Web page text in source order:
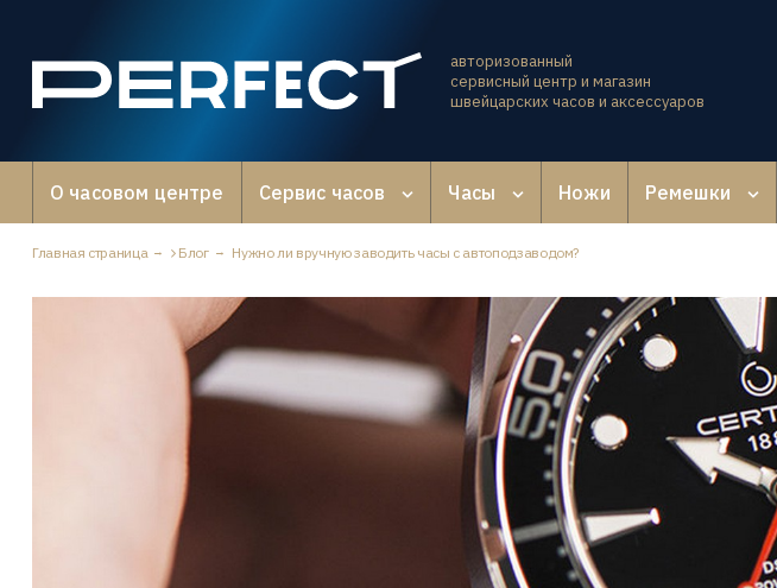
авторизованный
сервисный центр и магазин
швейцарских часов и аксессуаров
О часовом центре Сервис часов Часы Ножи Ремешки
Главная страница Блог Нужно ли вручную заводить часы с автоподзаводом?